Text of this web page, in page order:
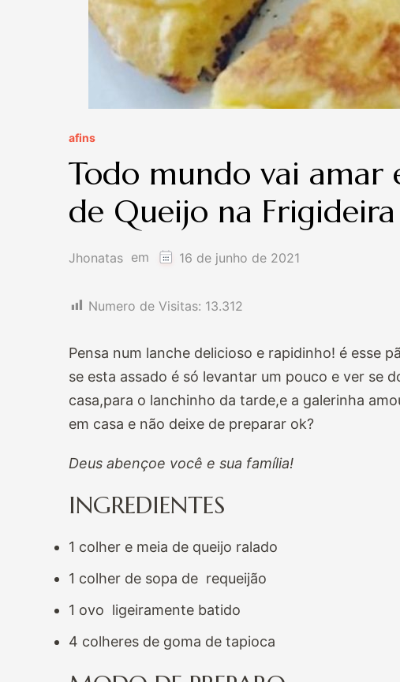
afins
Todo mundo vai amar
de Queijo na Frigideira
Jhonatas em 16 de junho de 2021
Numero de Visitas: 13.312
Pensa num lanche delicioso e rapidinho! é esse
se esta assado é só levantar um pouco e ver se
casa,para o lanchinho da tarde,e a galerinha
em casa e não deixe de preparar ok?
Deus abençoe você e sua família!
INGREDIENTES
1 colher e meia de queijo ralado
1 colher de sopa de requeijão
1 ovo ligeiramente batido
4 colheres de goma de tapioca